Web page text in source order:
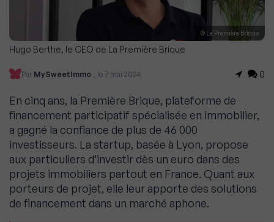
© La Première Brique
Hugo Berthe, le CEO de La Première Brique
Par MySweetImmo , le 7 mai 2024 0
En cinq ans, la Première Brique, plateforme de
financement participatif spécialisée en immobilier,
a gagné la confiance de plus de 46 000
investisseurs. La startup, basée à Lyon, propose
aux particuliers d’investir dès un euro dans des
projets immobiliers partout en France. Quant aux
porteurs de projet, elle leur apporte des solutions
de financement dans un marché aphone.